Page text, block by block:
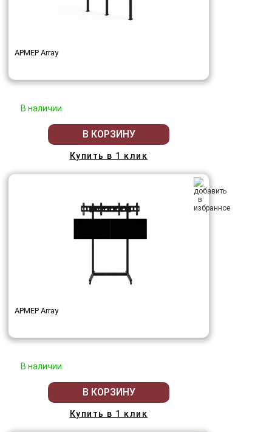
АРМЕР Array
В наличии
В КОРЗИНУ
Купить в 1 клик
АРМЕР Array
В наличии
В КОРЗИНУ
Купить в 1 клик